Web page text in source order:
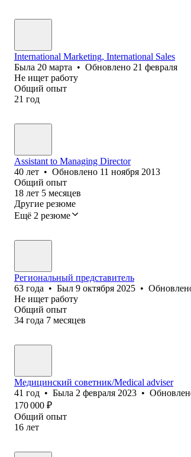
International Marketing, International Sales
Была 20 марта • Обновлено 21 февраля
Не ищет работу
Общий опыт
21 год
Assistant to Managing Director
40 лет • Обновлено 11 ноября 2013
Общий опыт
18 лет 5 месяцев
Другие резюме
Ещё 2 резюме
Региональный представитель
63 года • Был 9 октября 2025 •
Не ищет работу
Общий опыт
34 года 7 месяцев
Медицинский советник/Medical adviser
41 год • Была 2 февраля 2023 •
170 000 ₽
Общий опыт
16 лет